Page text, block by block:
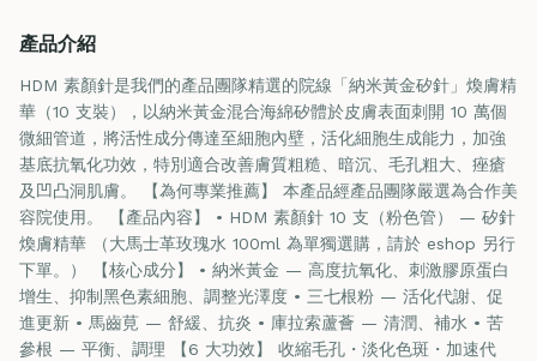
產品介紹
HDM 素顏針是我們的產品團隊精選的院線「納米黃金矽針」煥膚精
華（10 支裝），以納米黃金混合海綿矽體於皮膚表面刺開 10 萬個
微細管道，將活性成分傳達至細胞內壁，活化細胞生成能力，加強
基底抗氧化功效，特別適合改善膚質粗糙、暗沉、毛孔粗大、痤瘡
及凹凸洞肌膚。 【為何專業推薦】 本產品經產品團隊嚴選為合作美
容院使用。 【產品內容】 • HDM 素顏針 10 支（粉色管） — 矽針
煥膚精華 （大馬士革玫瑰水 100ml 為單獨選購，請於 eshop 另行
下單。） 【核心成分】 • 納米黃金 — 高度抗氧化、刺激膠原蛋白
增生、抑制黑色素細胞、調整光澤度 • 三七根粉 — 活化代謝、促
進更新 • 馬齒莧 — 舒緩、抗炎 • 庫拉索蘆薈 — 清潤、補水 • 苦
參根 — 平衡、調理 【6 大功效】 收縮毛孔・淡化色斑・加速代